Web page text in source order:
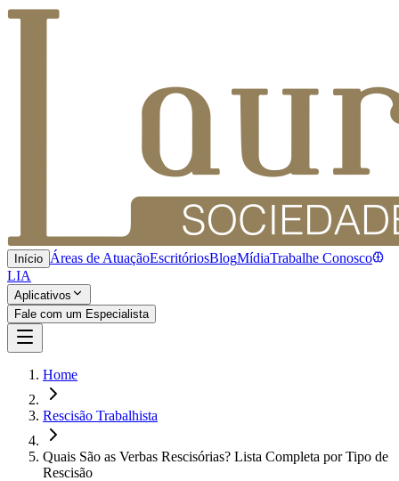
Início Áreas de AtuaçãoEscritóriosBlogMídiaTrabalhe Conosco
LIA
Aplicativos
Fale com um Especialista
Home
Rescisão Trabalhista
Quais São as Verbas Rescisórias? Lista Completa por Tipo de
Rescisão